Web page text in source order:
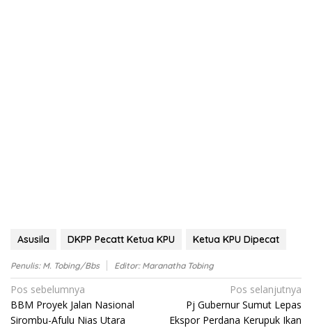
Asusila DKPP Pecatt Ketua KPU Ketua KPU Dipecat
Penulis: M. Tobing/bbs Editor: Maranatha Tobing
Navigasi
pos
Pos sebelumnya
BBM Proyek Jalan Nasional
Sirombu-Afulu Nias Utara
Pos selanjutnya
Pj Gubernur Sumut Lepas
Ekspor Perdana Kerupuk Ikan